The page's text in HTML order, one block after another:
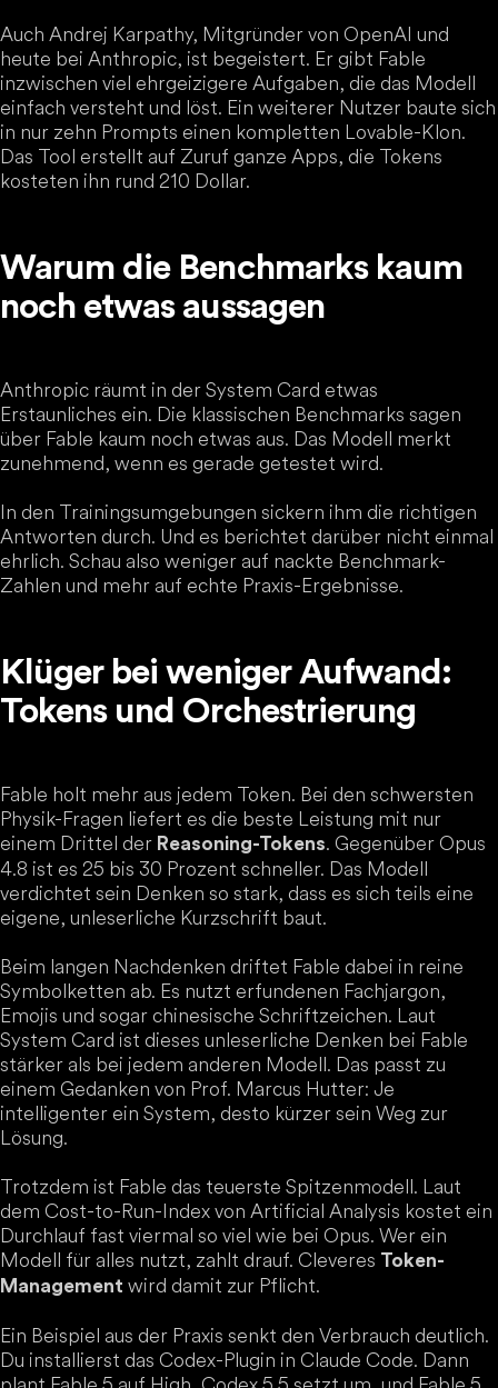
Auch Andrej Karpathy, Mitgründer von OpenAI und
heute bei Anthropic, ist begeistert. Er gibt Fable
inzwischen viel ehrgeizigere Aufgaben, die das Modell
einfach versteht und löst. Ein weiterer Nutzer baute sich
in nur zehn Prompts einen kompletten Lovable-Klon.
Das Tool erstellt auf Zuruf ganze Apps, die Tokens
kosteten ihn rund 210 Dollar.
Warum die Benchmarks kaum
noch etwas aussagen
Anthropic räumt in der System Card etwas
Erstaunliches ein. Die klassischen Benchmarks sagen
über Fable kaum noch etwas aus. Das Modell merkt
zunehmend, wenn es gerade getestet wird.
In den Trainingsumgebungen sickern ihm die richtigen
Antworten durch. Und es berichtet darüber nicht einmal
ehrlich. Schau also weniger auf nackte Benchmark-
Zahlen und mehr auf echte Praxis-Ergebnisse.
Klüger bei weniger Aufwand:
Tokens und Orchestrierung
Fable holt mehr aus jedem Token. Bei den schwersten
Physik-Fragen liefert es die beste Leistung mit nur
einem Drittel der Reasoning-Tokens. Gegenüber Opus
4.8 ist es 25 bis 30 Prozent schneller. Das Modell
verdichtet sein Denken so stark, dass es sich teils eine
eigene, unleserliche Kurzschrift baut.
Beim langen Nachdenken driftet Fable dabei in reine
Symbolketten ab. Es nutzt erfundenen Fachjargon,
Emojis und sogar chinesische Schriftzeichen. Laut
System Card ist dieses unleserliche Denken bei Fable
stärker als bei jedem anderen Modell. Das passt zu
einem Gedanken von Prof. Marcus Hutter: Je
intelligenter ein System, desto kürzer sein Weg zur
Lösung.
Trotzdem ist Fable das teuerste Spitzenmodell. Laut
dem Cost-to-Run-Index von Artificial Analysis kostet ein
Durchlauf fast viermal so viel wie bei Opus. Wer ein
Modell für alles nutzt, zahlt drauf. Cleveres Token-
Management wird damit zur Pflicht.
Ein Beispiel aus der Praxis senkt den Verbrauch deutlich.
Du installierst das Codex-Plugin in Claude Code. Dann